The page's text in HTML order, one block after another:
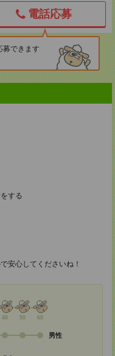
電話応募
募できます
する
安心してくださいね！
40 50 60
男性